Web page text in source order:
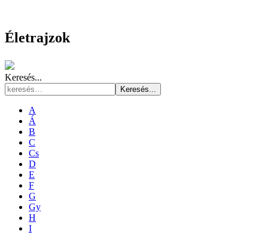
Életrajzok
Keresés...
Keresés...
A
Á
B
C
Cs
D
E
F
G
Gy
H
I